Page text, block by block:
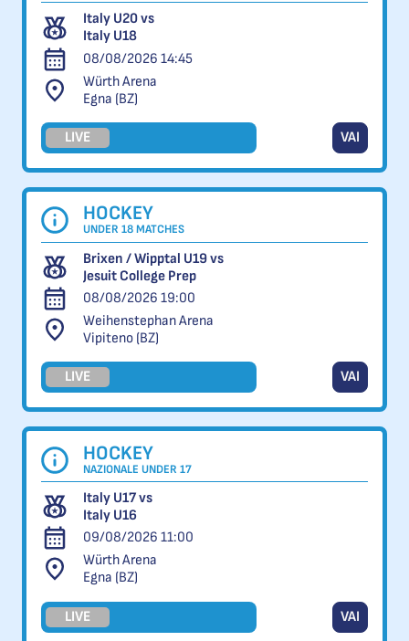
Italy U20 vs
Italy U18
08/08/2026 14:45
Würth Arena
Egna (BZ)
LIVE VAI
HOCKEY
UNDER 18 MATCHES
Brixen / Wipptal U19 vs
Jesuit College Prep
08/08/2026 19:00
Weihenstephan Arena
Vipiteno (BZ)
LIVE VAI
HOCKEY
NAZIONALE UNDER 17
Italy U17 vs
Italy U16
09/08/2026 11:00
Würth Arena
Egna (BZ)
LIVE VAI